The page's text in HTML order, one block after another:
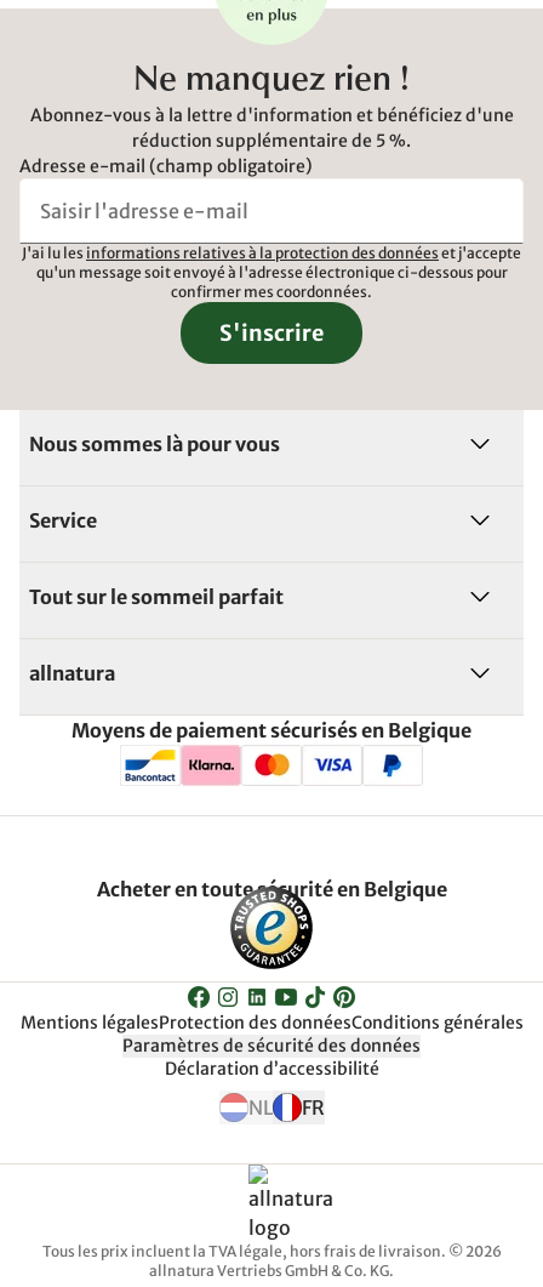
Ne manquez rien !
Abonnez-vous à la lettre d'information et bénéficiez d'une
réduction supplémentaire de 5 %.
Adresse e-mail (champ obligatoire)
J'ai lu les informations relatives à la protection des données et j'accepte
qu'un message soit envoyé à l'adresse électronique ci-dessous pour
confirmer mes coordonnées.
S'inscrire
Nous sommes là pour vous
Service
Tout sur le sommeil parfait
allnatura
Moyens de paiement sécurisés en Belgique
Acheter en toute sécurité en Belgique
Mentions légalesProtection des donnéesConditions générales
Paramètres de sécurité des données
Déclaration d’accessibilité
NL FR
Tous les prix incluent la TVA légale, hors frais de livraison. © 2026
allnatura Vertriebs GmbH & Co. KG.